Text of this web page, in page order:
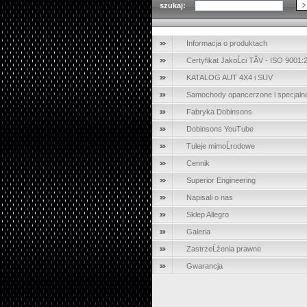
szukaj:
Informacja o produktach
Certyfikat JakoĹci TĂV - ISO
KATALOG AUT 4X4 i SUV
Samochody opancerzone i
Fabryka Dobinsons
Dobinsons YouTube
Tuleje mimoĹrodowe
Cennik
Superior Engineering
Napisali o nas
Sklep Allegro
Galeria
ZastrzeĹźenia prawne
Gwarancja